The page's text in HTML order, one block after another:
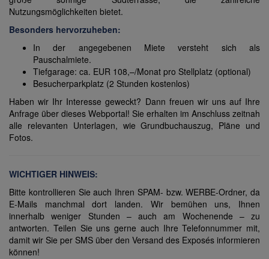
Nutzungsmöglichkeiten bietet.
Besonders hervorzuheben:
In der angegebenen Miete versteht sich als
Pauschalmiete.
Tiefgarage: ca. EUR 108,–/Monat pro Stellplatz (optional)
Besucherparkplatz (2 Stunden kostenlos)
Haben wir Ihr Interesse geweckt? Dann freuen wir uns auf Ihre
Anfrage über dieses Webportal! Sie erhalten im Anschluss zeitnah
alle relevanten Unterlagen, wie Grundbuchauszug, Pläne und
Fotos.
WICHTIGER HINWEIS:
Bitte kontrollieren Sie auch Ihren SPAM- bzw. WERBE-Ordner, da
E-Mails manchmal dort landen. Wir bemühen uns, Ihnen
innerhalb weniger Stunden – auch am Wochenende – zu
antworten. Teilen Sie uns gerne auch Ihre Telefonnummer mit,
damit wir Sie per SMS über den Versand des Exposés informieren
können!